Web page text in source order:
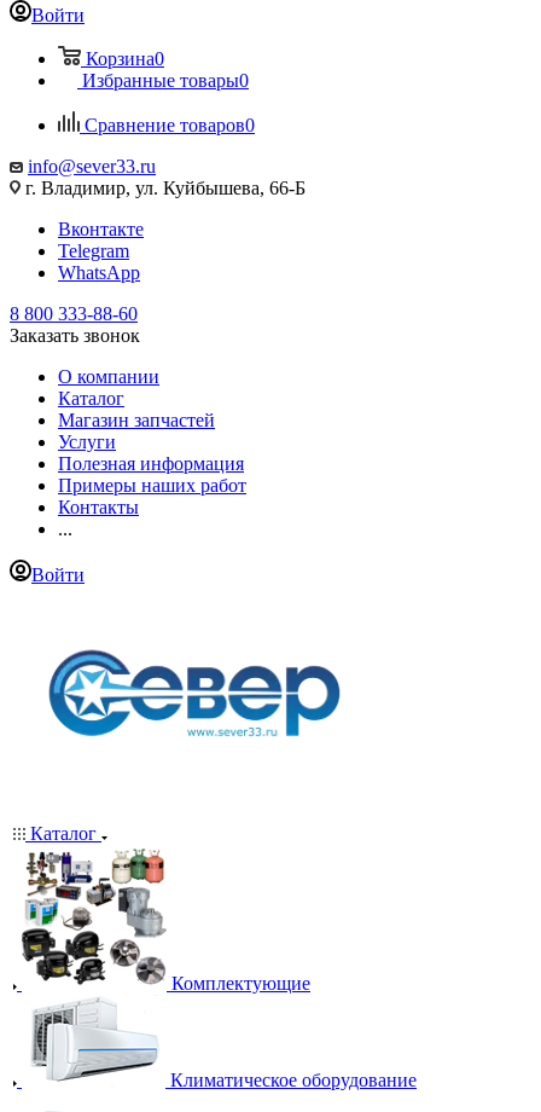
Войти
Корзина0
Избранные товары0
Сравнение товаров0
info@sever33.ru
г. Владимир, ул. Куйбышева, 66-Б
Вконтакте
Telegram
WhatsApp
8 800 333-88-60
Заказать звонок
О компании
Каталог
Магазин запчастей
Услуги
Полезная информация
Примеры наших работ
Контакты
...
Войти
Каталог
Комплектующие
Климатическое оборудование